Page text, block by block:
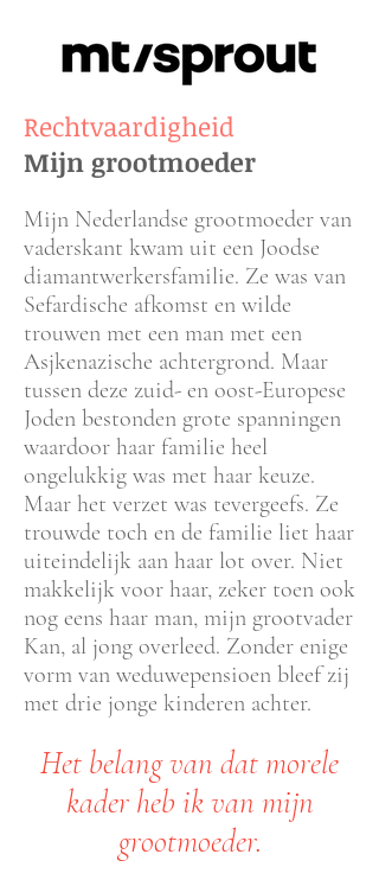
Rechtvaardigheid
Mijn grootmoeder
Mijn Nederlandse grootmoeder van
vaderskant kwam uit een Joodse
diamantwerkersfamilie. Ze was van
Sefardische afkomst en wilde
trouwen met een man met een
Asjkenazische achtergrond. Maar
tussen deze zuid- en oost-Europese
Joden bestonden grote spanningen
waardoor haar familie heel
ongelukkig was met haar keuze.
Maar het verzet was tevergeefs. Ze
trouwde toch en de familie liet haar
uiteindelijk aan haar lot over. Niet
makkelijk voor haar, zeker toen ook
nog eens haar man, mijn grootvader
Kan, al jong overleed. Zonder enige
vorm van weduwepensioen bleef zij
met drie jonge kinderen achter.
Het belang van dat morele
kader heb ik van mijn
grootmoeder.